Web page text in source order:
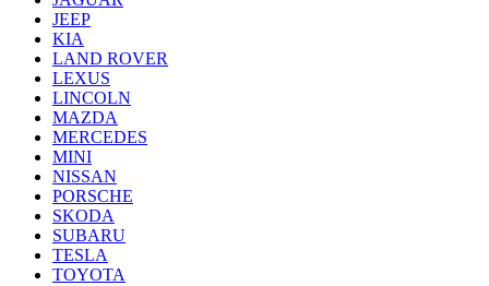
JEEP
KIA
LAND ROVER
LEXUS
LINCOLN
MAZDA
MERCEDES
MINI
NISSAN
PORSCHE
SKODA
SUBARU
TESLA
TOYOTA